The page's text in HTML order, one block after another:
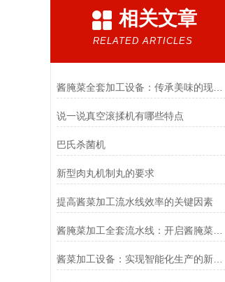
相关文章
RELATED ARTICLES
酱腌菜全套加工设备：传承美味的现代科技之选
说一说真空滚揉机有哪些特点
巴氏杀菌机
新型肉丸机制丸的要求
提高酱菜加工流水线效率的关键因素
酱菜加工设备：实现智能化生产的新趋势